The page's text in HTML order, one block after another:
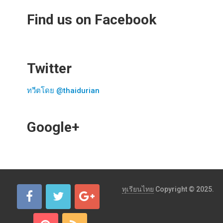
Find us on Facebook
Twitter
ทวีตโดย @thaidurian
Google+
ทุเรียนไทย Copyright © 2025.